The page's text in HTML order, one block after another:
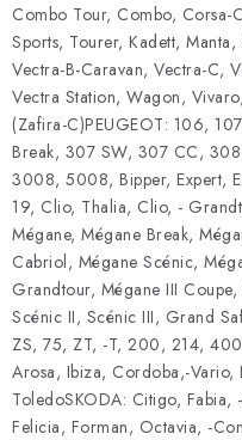
Combo Tour, Combo, Corsa-
Sports, Tourer, Kadett,
Vectra-B-Caravan, Vectra-C,
Vectra Station, Wagon,
(Zafira-C)PEUGEOT: 106,
Break, 307 SW, 307 CC,
3008, 5008, Bipper, Expert,
19, Clio, Thalia, Clio, -
Mégane, Mégane Break,
Cabriol, Mégane Scénic,
Grandtour, Mégane III
Scénic II, Scénic III, Grand
ZS, 75, ZT, -T, 200, 214,
Arosa, Ibiza, Cordoba,-Vario,
ToledoSKODA: Citigo, Fabia,
Felicia, Forman, Octavia, -